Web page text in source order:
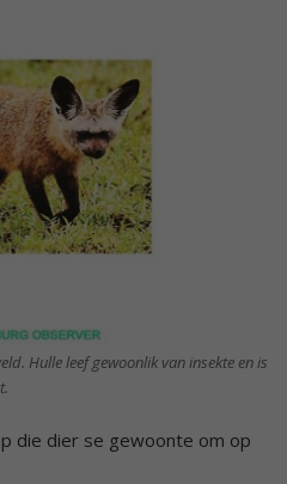
Hulle leef gewoonlik van insekte en is
die dier se gewoonte om op